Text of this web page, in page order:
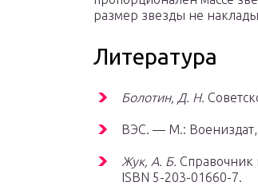
размер звезды не
Литература
Болотин, Д. Н.
ВЭС. — М.: Воениздат,
Жук, А. Б.
ISBN 5-203-01660-7.